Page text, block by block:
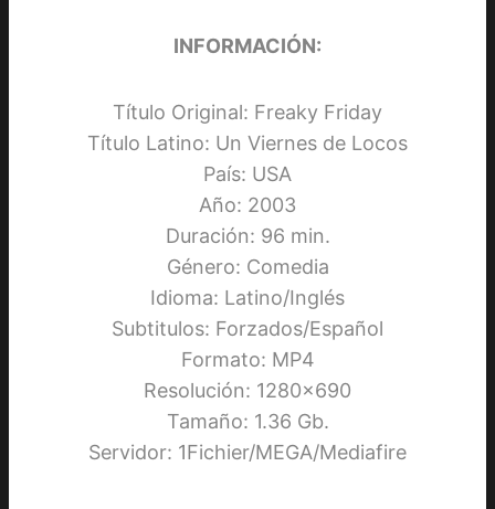
INFORMACIÓN:
Título Original: Freaky Friday
Título Latino: Un Viernes de Locos
País: USA
Año: 2003
Duración: 96 min.
Género: Comedia
Idioma: Latino/Inglés
Subtitulos: Forzados/Español
Formato: MP4
Resolución: 1280×690
Tamaño: 1.36 Gb.
Servidor: 1Fichier/MEGA/Mediafire